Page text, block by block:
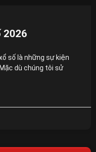
2026
số là những sự kiện
dù chúng tôi sử